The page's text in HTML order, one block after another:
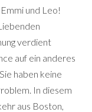
und Leo!
verdient
auf ein anderes
haben keine
In diesem
aus Boston,